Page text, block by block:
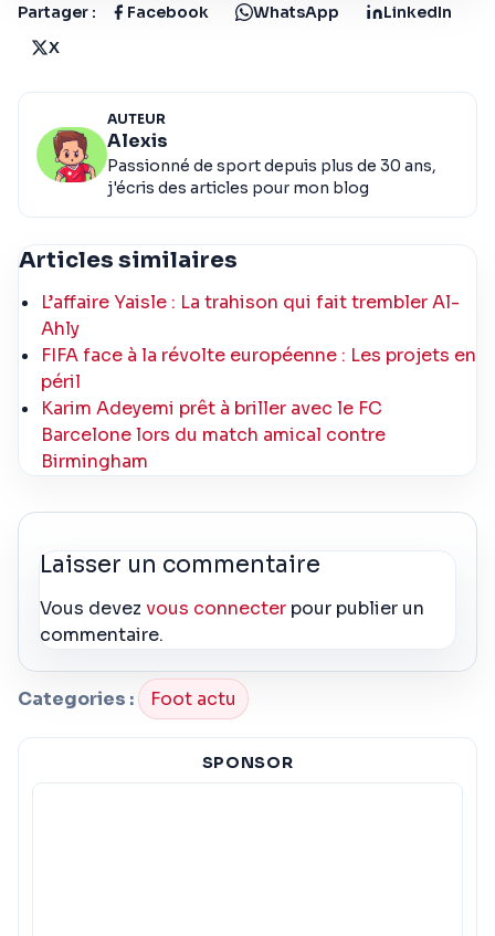
Partager : Facebook WhatsApp
LinkedIn
X
AUTEUR
Alexis
Passionné de sport depuis plus de 30 ans,
j'écris des articles pour mon blog
Articles similaires
L’affaire Yaisle : La trahison qui fait trembler Al-
Ahly
FIFA face à la révolte européenne : Les projets en
péril
Karim Adeyemi prêt à briller avec le FC
Barcelone lors du match amical contre
Birmingham
Laisser un commentaire
Vous devezvous connecter pour publier un
commentaire.
Categories : Foot actu
SPONSOR